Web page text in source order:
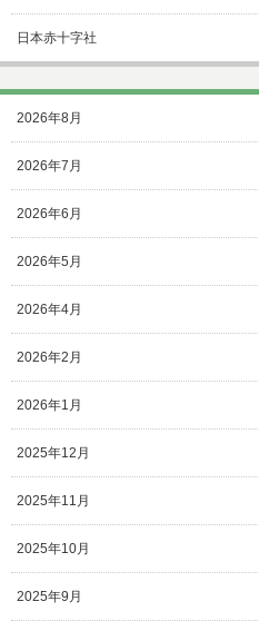
日本赤十字社
2026年8月
2026年7月
2026年6月
2026年5月
2026年4月
2026年2月
2026年1月
2025年12月
2025年11月
2025年10月
2025年9月